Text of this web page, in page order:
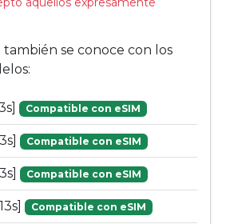
también se conoce con los
Compatible con eSIM
Compatible con eSIM
Compatible con eSIM
Compatible con eSIM